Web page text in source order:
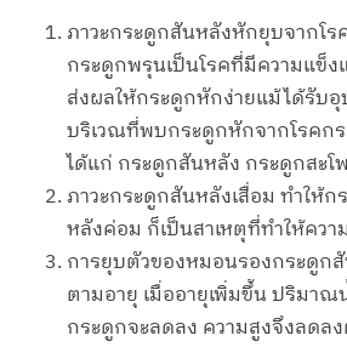
ภาวะกระดูกสันหลังหักยุบจากโร
กระดูกพรุนเป็นโรคที่มีความแข็
ส่งผลให้กระดูกหักง่ายแม้ได้รับ
บริเวณที่พบกระดูกหักจากโรคก
ได้แก่ กระดูกสันหลัง กระดูกสะ
ภาวะกระดูกสันหลังเสื่อม ทำให้
หลังค่อม ก็เป็นสาเหตุที่ทำให้คว
การยุบตัวของหมอนรองกระดูก
ตามอายุ เมื่ออายุเพิ่มขึ้น ปริมา
กระดูกจะลดลง ความสูงจึงลดล